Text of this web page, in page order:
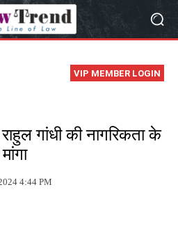
VIP MEMBER LOGIN
राहुल गांधी की नागरिकता के
4:44 PM